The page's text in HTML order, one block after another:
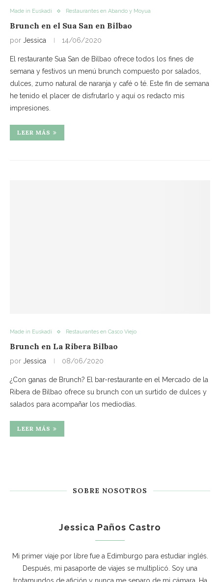
Made in Euskadi Restaurantes en Abando y Moyua
Brunch en el Sua San en Bilbao
por Jessica 14/06/2020
El restaurante Sua San de Bilbao ofrece todos los fines de
semana y festivos un menú brunch compuesto por salados,
dulces, zumo natural de naranja y café o té. Este fin de semana
he tenido el placer de disfrutarlo y aquí os redacto mis
impresiones.
LEER MÁS
Made in Euskadi Restaurantes en Casco Viejo
Brunch en La Ribera Bilbao
por Jessica 08/06/2020
¿Con ganas de Brunch? El bar-restaurante en el Mercado de la
Ribera de Bilbao ofrece su brunch con un surtido de dulces y
salados para acompañar los mediodías.
LEER MÁS
SOBRE NOSOTROS
Jessica Paños Castro
Mi primer viaje por libre fue a Edimburgo para estudiar inglés.
Después, mi pasaporte de viajes se multiplicó. Soy una